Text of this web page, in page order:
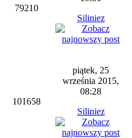
79210
Siliniez
101658
piątek, 25
września 2015,
08:28
Siliniez